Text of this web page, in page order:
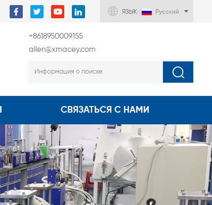
ЯЗЫК : Русский
+8618950009155
allen@xmacey.com
СВЯЗАТЬСЯ С НАМИ